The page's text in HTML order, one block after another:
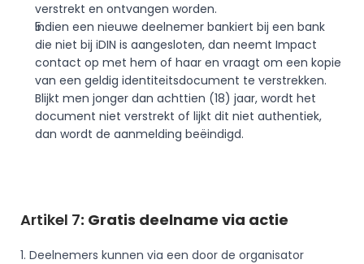
verstrekt en ontvangen worden.
Indien een nieuwe deelnemer bankiert bij een bank
die niet bij iDIN is aangesloten, dan neemt Impact
contact op met hem of haar en vraagt om een kopie
van een geldig identiteitsdocument te verstrekken.
Blijkt men jonger dan achttien (18) jaar, wordt het
document niet verstrekt of lijkt dit niet authentiek,
dan wordt de aanmelding beëindigd.
Artikel 7: Gratis deelname via actie
1. Deelnemers kunnen via een door de organisator